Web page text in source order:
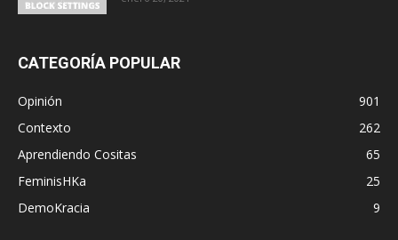
CATEGORÍA POPULAR
Opinión
901
Contexto
262
Aprendiendo Cositas
65
FeminisHKa
25
DemoKracia
9